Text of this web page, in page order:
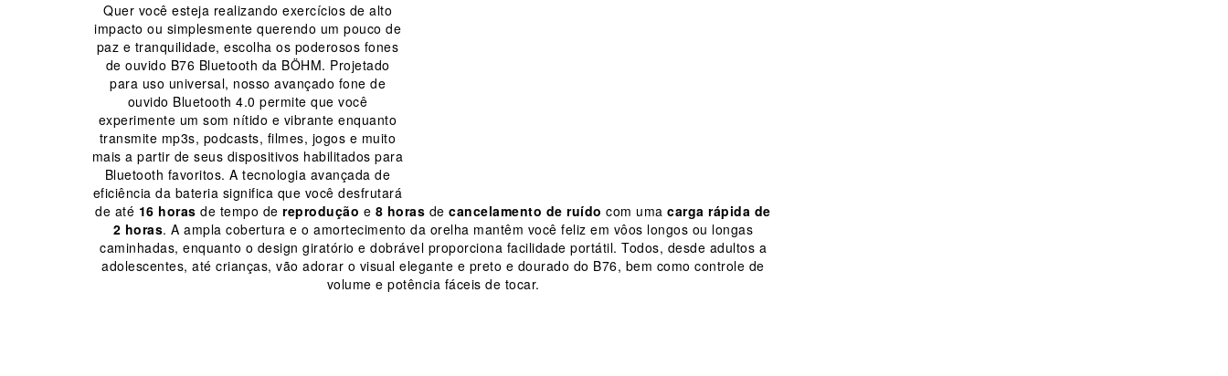
Quer você esteja realizando exercícios de alto
impacto ou simplesmente querendo um pouco de
paz e tranquilidade, escolha os poderosos fones
de ouvido B76 Bluetooth da BÖHM. Projetado
para uso universal, nosso avançado fone de
ouvido Bluetooth 4.0 permite que você
experimente um som nítido e vibrante enquanto
transmite mp3s, podcasts, filmes, jogos e muito
mais a partir de seus dispositivos habilitados para
Bluetooth favoritos.A tecnologia avançada de
eficiência da bateria significa que você desfrutará
de até 16 horas de tempo dereprodução e 8 horas decancelamento de ruído com umacarga rápida de
2 horas.A ampla cobertura e o amortecimento da orelha mantêm você feliz em vôos longos ou longas
caminhadas, enquanto o design giratório e dobrável proporciona facilidade portátil.Todos, desde adultos a
adolescentes, até crianças, vão adorar o visual elegante e preto e dourado do B76, bem como controle de
volume e potência fáceis de tocar.